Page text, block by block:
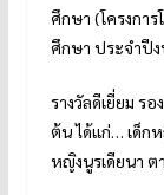
ศึกษา (โครงกา
ศึกษา ประจำปี
รางวัลดีเยี่ยม ร
ต้น ได้แก่… เด็ก
หญิงนูรเดียนา